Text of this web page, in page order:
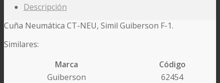
Descripción
Cuña Neumática CT-NEU, Simil Guiberson F-1.
Similares:
Marca
Código
Guiberson
62454